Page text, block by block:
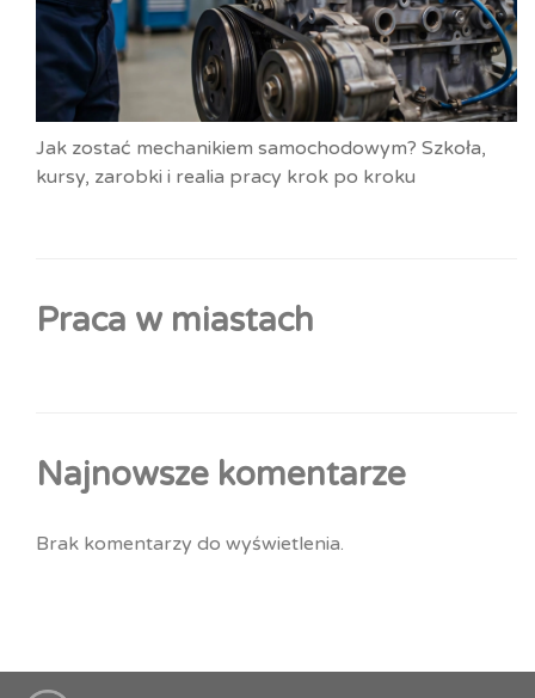
Jak zostać mechanikiem samochodowym? Szkoła,
kursy, zarobki i realia pracy krok po kroku
Praca w miastach
Najnowsze komentarze
Brak komentarzy do wyświetlenia.